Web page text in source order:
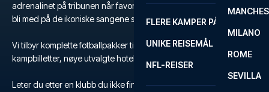
MILANO
ROME
SEVILLA
FLERE KAMPER PÅ ÉN REISE
UNIKE REISEMÅL
NFL-REISER
adrenalinet på tribunen når favorittlaget ditt kjemper for seier, og
bli med på de ikoniske sangene som runger gjennom stadion.
Vi tilbyr komplette fotballpakker til Premier League med
kampbilletter, nøye utvalgte hoteller og flyreise.
Leter du etter en klubb du ikke finner?